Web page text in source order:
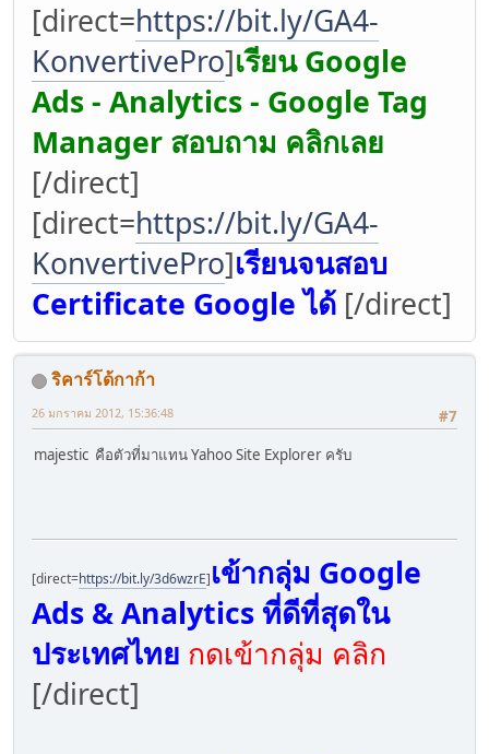
[direct=https://bit.ly/GA4-
KonvertivePro]เรียน Google
Ads - Analytics - Google Tag
Manager สอบถาม คลิกเลย
[/direct]
[direct=https://bit.ly/GA4-
KonvertivePro]เรียนจนสอบ
Certificate Google ได้ [/direct]
ริคาร์โด้กาก้า
#7
26 มกราคม 2012, 15:36:48
majestic คือตัวที่มาแทน Yahoo Site Explorer ครับ
[direct=https://bit.ly/3d6wzrE]เข้ากลุ่ม Google
Ads & Analytics ที่ดีที่สุดใน
ประเทศไทย กดเข้ากลุ่ม คลิก
[/direct]